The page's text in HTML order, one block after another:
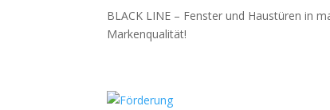
BLACK LINE – Fenster und Haustüren in
Markenqualität!